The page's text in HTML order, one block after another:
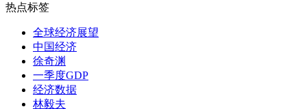
热点标签
全球经济展望
中国经济
徐奇渊
一季度GDP
经济数据
林毅夫